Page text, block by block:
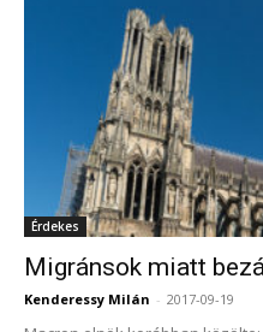
Érdekes
Migránsok miatt
Kenderessy Milán - 2017-09-19